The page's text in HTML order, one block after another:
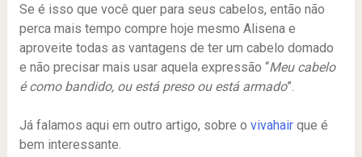
Se é isso que você quer para seus cabelos, então não
perca mais tempo compre hoje mesmo Alisena e
aproveite todas as vantagens de ter um cabelo domado
e não precisar mais usar aquela expressão “Meu cabelo
é como bandido, ou está preso ou está armado”.
Já falamos aqui em outro artigo, sobre o vivahairque é
bem interessante.